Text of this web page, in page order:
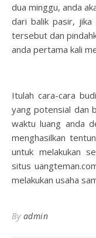
dua minggu, anda
dari balik pasir, jika
tersebut dan
anda pertama kali
Itulah cara-cara
yang potensial dan
waktu luang anda
menghasilkan
untuk melakukan
situs
melakukan usaha
By admin